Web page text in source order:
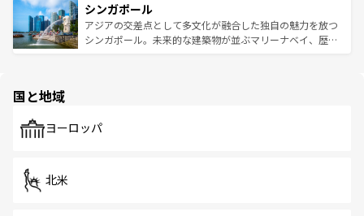
参照してほしい。
激する。気候は一年中温暖で、どの季節にも異なる楽しみ
が待っている。親しみやすいタイの人々、仏教を中心とし
た文化、そして多様な観光資源が、訪れる旅人を魅了し続
み、どこを訪れても感動するはず。観光スポットが密集し
ており、効率よく見どころを回れるのも魅力。息をのむよ
うな絶景から文化的な体験まで、香港を存分に楽しみ尽く
シンガポール
アジアの交差点として多文化が融合した独自の魅力を放つ
シンガポール。未来的な建築物が並ぶマリーナベイ、歴史
で、ホーカーズは地元の風情を楽しめる外せないスポット
国と地域
ヨーロッパ
北米